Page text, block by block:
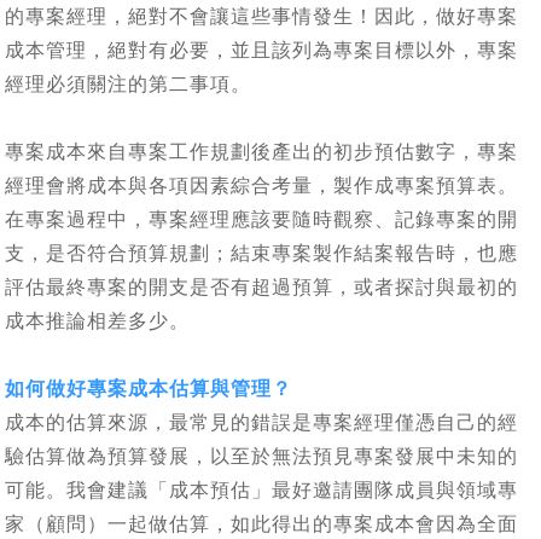
的專案經理，絕對不會讓這些事情發生！因此，做好專案
成本管理，絕對有必要，並且該列為專案目標以外，專案
經理必須關注的第二事項。
專案成本來自專案工作規劃後產出的初步預估數字，專案
經理會將成本與各項因素綜合考量，製作成專案預算表。
在專案過程中，專案經理應該要隨時觀察、記錄專案的開
支，是否符合預算規劃；結束專案製作結案報告時，也應
評估最終專案的開支是否有超過預算，或者探討與最初的
成本推論相差多少。
如何做好專案成本估算與管理？
成本的估算來源，最常見的錯誤是專案經理僅憑自己的經
驗估算做為預算發展，以至於無法預見專案發展中未知的
可能。我會建議「成本預估」最好邀請團隊成員與領域專
家（顧問）一起做估算，如此得出的專案成本會因為全面